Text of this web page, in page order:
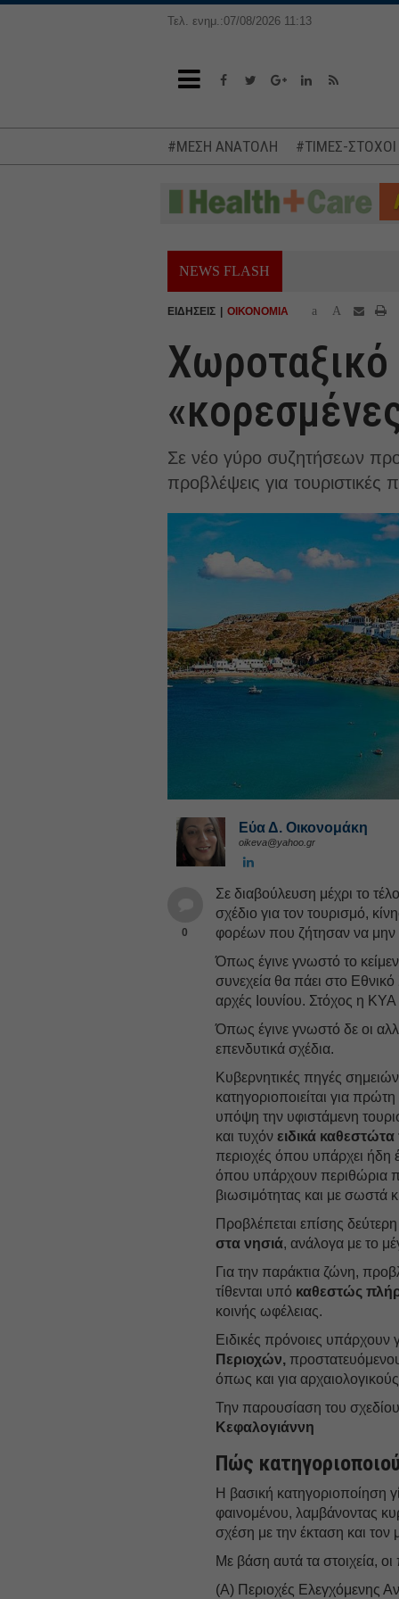
Τελ. ενημ.:07/08/2026 11:13
#ΜΕΣΗ ΑΝΑΤΟΛΗ #ΤΙΜΕΣ-
NEWS FLASH
ΕΙΔΗΣΕΙΣ ΟΙΚΟΝΟΜΙΑ a A
Σε νέο γύρο συζητήσεων
προβλέψεις για τουριστικές
Εύα Δ. Οικονομάκη
oikeva@yahoo.gr
0
Σε διαβούλευση μέχρι το
σχέδιο για τον τουρισμό,
φορέων που ζήτησαν να μην
Όπως έγινε γνωστό το
συνεχεία θα πάει στο
αρχές Ιουνίου. Στόχος η ΚΥΑ
Όπως έγινε γνωστό δε οι
επενδυτικά σχέδια.
Κυβερνητικές πηγές
κατηγοριοποιείται για
υπόψη την υφιστάμενη
και τυχόνειδικά
περιοχές όπου υπάρχει ήδη
όπου υπάρχουν περιθώρια
βιωσιμότητας και με σωστά
Προβλέπεται επίσης
στα νησιά, ανάλογα με το
Για την παράκτια ζώνη,
τίθενται υπό καθεστώς
κοινής ωφέλειας.
Ειδικές πρόνοιες υπάρχουν
Περιοχών,
όπως και για
Την παρουσίαση του
Κεφαλογιάννη
Πώς
Η βασική κατηγοριοποίηση
φαινομένου, λαμβάνοντας
σχέση με την έκταση και
Με βάση αυτά τα στοιχεία, οι
(Α) Περιοχές Ελεγχόμενης